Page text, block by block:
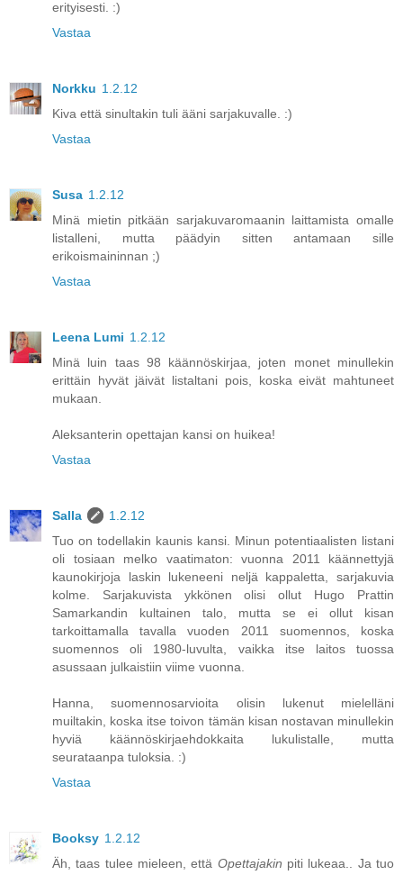
erityisesti. :)
Vastaa
Norkku 1.2.12
Kiva että sinultakin tuli ääni sarjakuvalle. :)
Vastaa
Susa 1.2.12
Minä mietin pitkään sarjakuvaromaanin laittamista omalle
listalleni, mutta päädyin sitten antamaan sille
erikoismaininnan ;)
Vastaa
Leena Lumi 1.2.12
Minä luin taas 98 käännöskirjaa, joten monet minullekin
erittäin hyvät jäivät listaltani pois, koska eivät mahtuneet
mukaan.
Aleksanterin opettajan kansi on huikea!
Vastaa
Salla
1.2.12
Tuo on todellakin kaunis kansi. Minun potentiaalisten listani
oli tosiaan melko vaatimaton: vuonna 2011 käännettyjä
kaunokirjoja laskin lukeneeni neljä kappaletta, sarjakuvia
kolme. Sarjakuvista ykkönen olisi ollut Hugo Prattin
Samarkandin kultainen talo, mutta se ei ollut kisan
tarkoittamalla tavalla vuoden 2011 suomennos, koska
suomennos oli 1980-luvulta, vaikka itse laitos tuossa
asussaan julkaistiin viime vuonna.
Hanna, suomennosarvioita olisin lukenut mielelläni
muiltakin, koska itse toivon tämän kisan nostavan minullekin
hyviä käännöskirjaehdokkaita lukulistalle, mutta
seurataanpa tuloksia. :)
Vastaa
Booksy 1.2.12
Äh, taas tulee mieleen, että Opettajakin piti lukeaa.. Ja tuo